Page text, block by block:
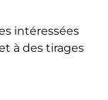
intéressées
à des tirages